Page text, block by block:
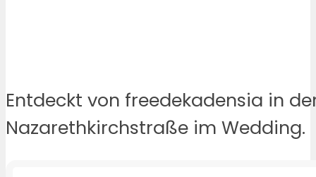
Entdeckt von freedekadensia in
Nazarethkirchstraße im Wedding.